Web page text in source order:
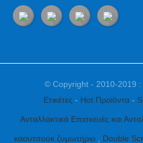
© Copyright - 2010-2019 :
Ετικέτες - Hot Προϊόντα -
Ανταλλακτικά Επισκευές και
καουτσούκ ζυμωτήριο Double